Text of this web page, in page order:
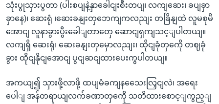
သုံးပွုသှားပွတာ (ပါးစပျနဲ့နှာခေါငျးစီးတပျ၊ လကျဆေး၊ ခပျခှာ
ခှာနေ)၊ ဆေးရုံ ၊ဆေးခနျးတှဘေကျကလညျး တခြိနျထဲ လူမစုမိ
အောငျ လူနာခွားပွီးခေါျတာတှေ ဆောငျရှကျသင့ျပါတယျ။
လကျရှိ ဆေးရုံ၊ ဆေးခနျးတှမှောလညျး၊ ထိုငျခုံတှကေို တဈခုံ
ခွား ထိုငျနိုငျအောငျ ပွငျဆငျထားပေးကွပါတယျ။
အကယျ၍ သှားဖို့လာဖို့ ထပျမံခကျနသေေးလြှငျလဲ၊ အရေး
ပေါျ အန်တရာယျလက်ခဏာတှကေို သတိထားစောင့ျကွည့ျ